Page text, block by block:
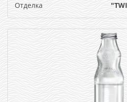
Отделка